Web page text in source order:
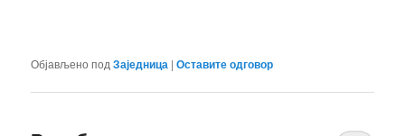
Објављено подЗаједница |Оставите одговор